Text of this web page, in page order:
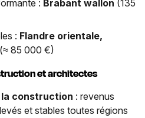
: Brabant wallon (135
: Flandre orientale,
(≈ 85 000 €)
et architectes
construction : revenus
et stables toutes régions